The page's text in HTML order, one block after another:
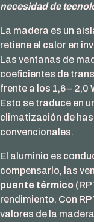
necesidad de
La madera es un
retiene el calor en
Las ventanas de
coeficientes de
frente a los 1,6 – 2,0
Esto se traduce en
climatización de
convencionales.
El aluminio es
compensarlo, las
puente térmico
rendimiento. Con
valores de la